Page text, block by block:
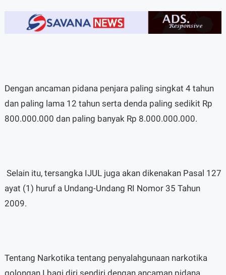
Dengan ancaman pidana penjara paling singkat 4 tahun
dan paling lama 12 tahun serta denda paling sedikit Rp
800.000.000 dan paling banyak Rp 8.000.000.000.
Selain itu, tersangka IJUL juga akan dikenakan Pasal 127
ayat (1) huruf a Undang-Undang RI Nomor 35 Tahun
2009.
Tentang Narkotika tentang penyalahgunaan narkotika
golongan I bagi diri sendiri dengan ancaman pidana